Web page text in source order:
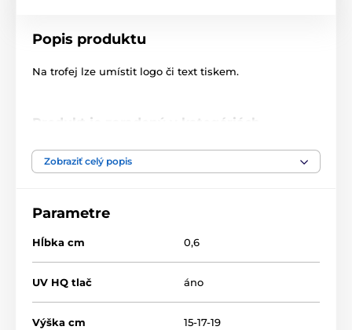
Popis produktu
Na trofej lze umístit logo či text tiskem.
Produkt je zaradený v kategóriách
Hudba
Zobraziť celý popis
Parametre
Hĺbka cm 0,6
UV HQ tlač áno
Výška cm 15-17-19